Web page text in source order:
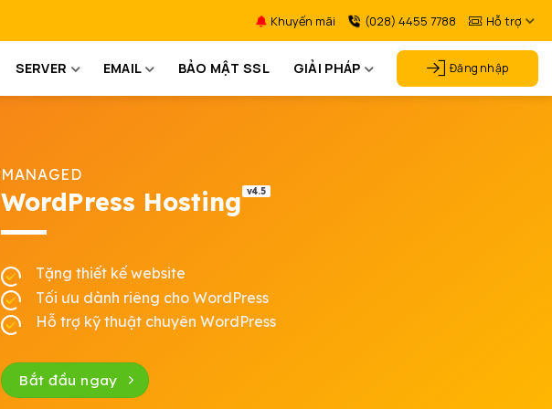
Khuyến mãi (028) 4455 7788 Hỗ trợ
SERVER EMAIL BẢO MẬT SSL GIẢI PHÁP Đăng nhập
MANAGED
WordPress Hosting v4.5
Tặng thiết kế website
Tối ưu dành riêng cho WordPress
Hỗ trợ kỹ thuật chuyên WordPress
Bắt đầu ngay